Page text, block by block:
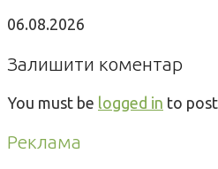
06.08.2026
Залишити коментар
You must be logged in to
Реклама